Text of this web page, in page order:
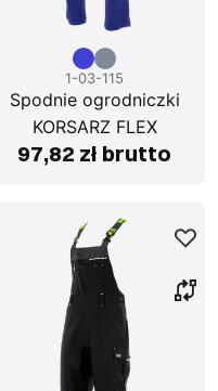
1-03-115
Spodnie ogrodniczki
KORSARZ FLEX
97,82 zł brutto